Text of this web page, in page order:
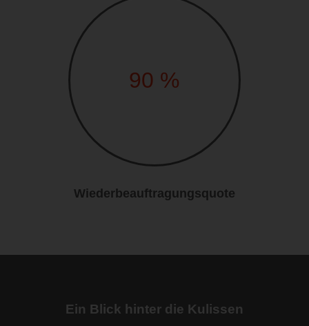
90 %
Wiederbeauftragungsquote
Ein Blick hinter die Kulissen